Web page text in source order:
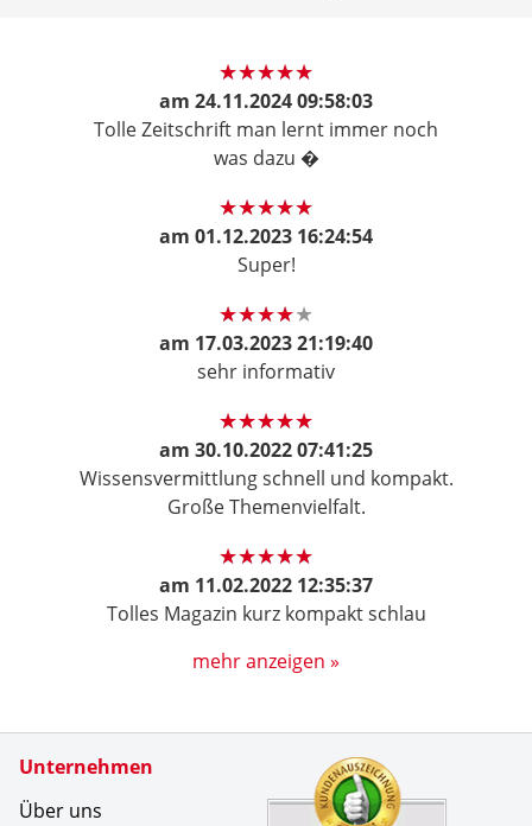
am 24.11.2024 09:58:03
Tolle Zeitschrift man lernt immer noch
was dazu �
am 01.12.2023 16:24:54
Super!
am 17.03.2023 21:19:40
sehr informativ
am 30.10.2022 07:41:25
Wissensvermittlung schnell und kompakt.
Große Themenvielfalt.
am 11.02.2022 12:35:37
Tolles Magazin kurz kompakt schlau
mehr anzeigen »
Unternehmen
Über uns
Zertifikate